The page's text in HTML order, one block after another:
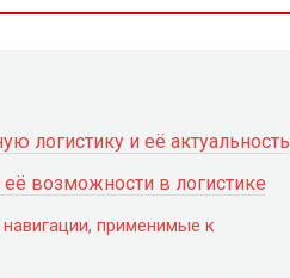
логистику и её актуальность
её возможности в логистике
применимые к